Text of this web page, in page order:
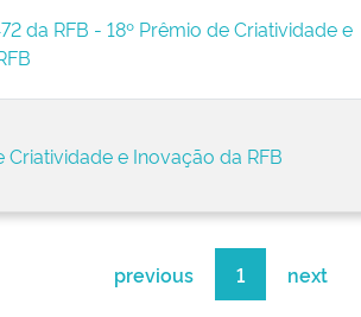
da RFB - 18º Prêmio de Criatividade e
Criatividade e Inovação da RFB
previous 1 next